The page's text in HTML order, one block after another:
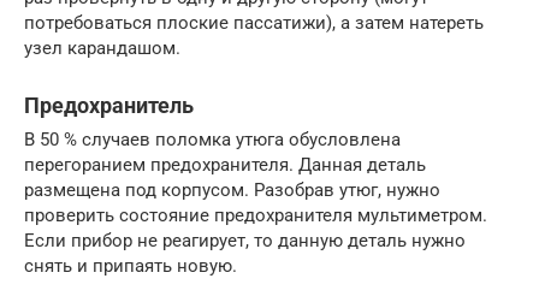
потребоваться плоские пассатижи), а затем натереть
узел карандашом.
Предохранитель
В 50 % случаев поломка утюга обусловлена
перегоранием предохранителя. Данная деталь
размещена под корпусом. Разобрав утюг, нужно
проверить состояние предохранителя мультиметром.
Если прибор не реагирует, то данную деталь нужно
снять и припаять новую.